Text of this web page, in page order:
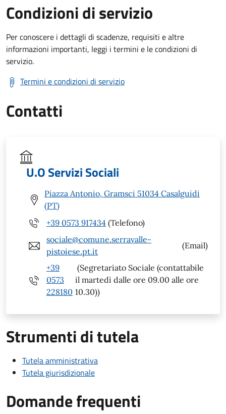
Condizioni di servizio
Per conoscere i dettagli di scadenze, requisiti e altre
informazioni importanti, leggi i termini e le condizioni di
servizio.
Termini e condizioni di servizio
Contatti
U.O Servizi Sociali
Piazza Antonio, Gramsci 51034 Casalguidi
(PT)
+39 0573 917434 (Telefono)
sociale@comune.serravalle-
pistoiese.pt.it
(Email)
+39
0573
228180
(Segretariato Sociale (contattabile
il martedì dalle ore 09.00 alle ore
10.30))
Strumenti di tutela
Tutela amministrativa
Tutela giurisdizionale
Domande frequenti